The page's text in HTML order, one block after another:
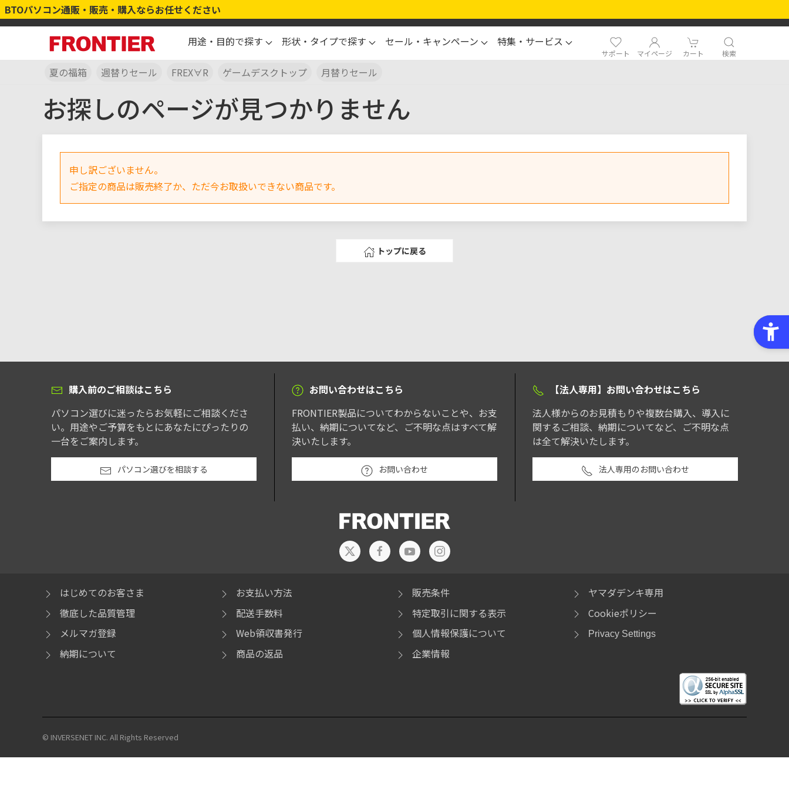
BTOパソコン通販・販売・購入ならお任せください
サポート マイページ カート 検索
用途・目的で探す 形状・タイプで探す セール・キャンペーン 特集・サービス
夏の福箱 週替りセール FREX∀R ゲームデスクトップ 月替りセール
お探しのページが見つかりません
申し訳ございません。
ご指定の商品は販売終了か、ただ今お取扱いできない商品です。
トップに戻る
購入前のご相談はこちら
パソコン選びに迷ったらお気軽にご相談くださ
い。用途やご予算をもとにあなたにぴったりの
一台をご案内します。
パソコン選びを相談する
お問い合わせはこちら
FRONTIER製品についてわからないことや、お支
払い、納期についてなど、ご不明な点はすべて解
決いたします。
お問い合わせ
【法人専用】お問い合わせはこちら
法人様からのお見積もりや複数台購入、導入に
関するご相談、納期についてなど、ご不明な点
は全て解決いたします。
法人専用のお問い合わせ
はじめてのお客さま
徹底した品質管理
メルマガ登録
納期について
お支払い方法
配送手数料
Web領収書発行
商品の返品
販売条件
特定取引に関する表示
個人情報保護について
企業情報
ヤマダデンキ専用
Cookieポリシー
Privacy Settings
© INVERSENET INC. All Rights Reserved